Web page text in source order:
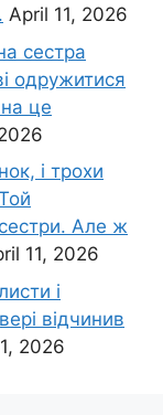
April 11, 2026
сестра
одружитися
це
і трохи
Але ж
11, 2026
і
відчинив
2026